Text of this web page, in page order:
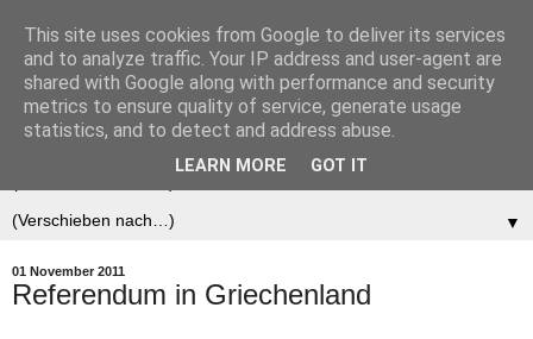
Der (europäische)
Föderalist
▼
01 November 2011
Referendum in Griechenland
This site uses cookies from Google to deliver its services
and to analyze traffic. Your IP address and user-agent are
shared with Google along with performance and security
metrics to ensure quality of service, generate usage
statistics, and to detect and address abuse.
LEARN MORE GOT IT